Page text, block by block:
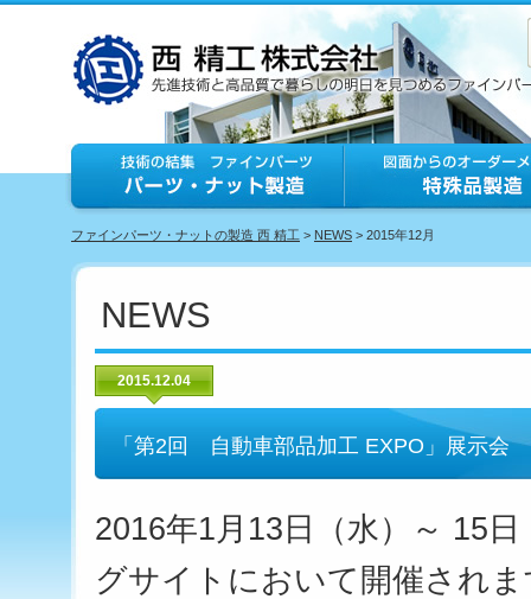
ファインパーツ・ナットの製造 西 精工 > NEWS > 2015年12月
NEWS
2015.12.04
「第2回 自動車部品加工 EXPO」展示会
2016年1月13日（水）～ 15
グサイトにおいて開催され